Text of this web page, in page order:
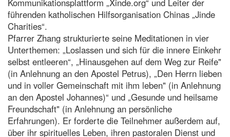
Kommunikationsplattform „Xinde.org“ und Leiter der
führenden katholischen Hilfsorganisation Chinas „Jinde
Charities“.
Pfarrer Zhang strukturierte seine Meditationen in vier
Unterthemen: „Loslassen und sich für die innere Einkehr
selbst entleeren“, „Hinausgehen auf dem Weg zur Reife"
(in Anlehnung an den Apostel Petrus), „Den Herrn lieben
und in voller Gemeinschaft mit ihm leben" (in Anlehnung
an den Apostel Johannes)“ und „Gesunde und heilsame
Freundschaft" (in Anlehnung an persönliche
Erfahrungen). Er forderte die Teilnehmer außerdem auf,
über ihr spirituelles Leben, ihren pastoralen Dienst und